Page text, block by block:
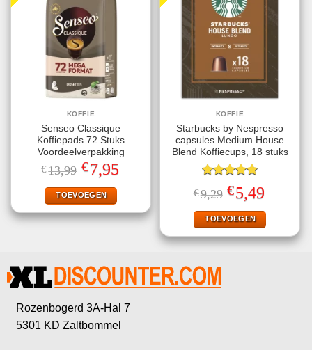
KOFFIE
Senseo Classique
Koffiepads 72 Stuks
Voordeelverpakking
€13,99 Oorspronkelijke
prijs
was:
€13,99.
€7,95prijs
TOEVOEGEN
KOFFIE
Starbucks by Nespresso
capsules Medium House
Blend Koffiecups, 18 stuks
Gewaardeerd
5.00uit 5
€9,29 Oorspronkelijke
prijs
was:
€9,29.
€5,49
is:
€5,49.
TOEVOEGEN
Rozenbogerd 3A-Hal 7
5301 KD Zaltbommel